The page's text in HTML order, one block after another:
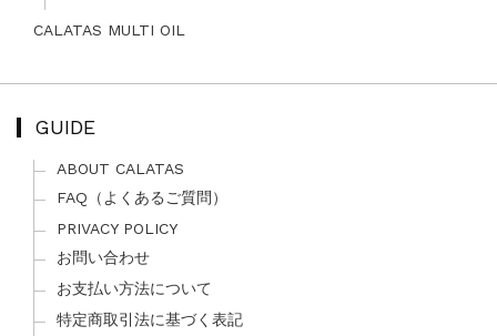
CALATAS MULTI OIL
GUIDE
ABOUT CALATAS
FAQ（よくあるご質問）
PRIVACY POLICY
お問い合わせ
お支払い方法について
特定商取引法に基づく表記